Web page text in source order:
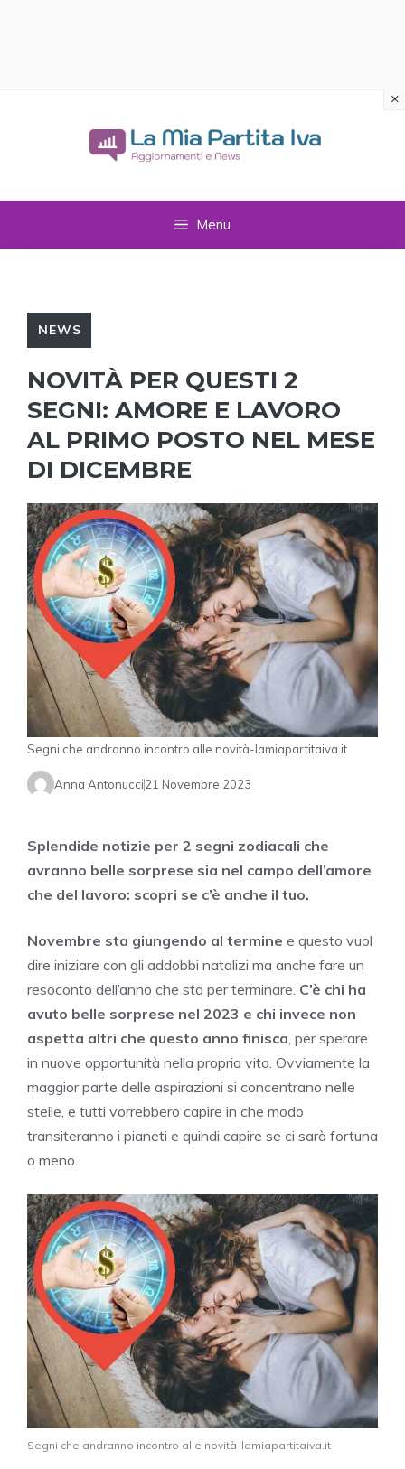
Menu
NEWS
NOVITÀ PER QUESTI 2
SEGNI: AMORE E LAVORO
AL PRIMO POSTO NEL MESE
DI DICEMBRE
Segni che andranno incontro alle novità-lamiapartitaiva.it
Anna Antonucci21 Novembre 2023
Splendide notizie per 2 segni zodiacali che
avranno belle sorprese sia nel campo dell’amore
che del lavoro: scopri se c’è anche il tuo.
Novembre sta giungendo al termine e questo vuol
dire iniziare con gli addobbi natalizi ma anche fare un
resoconto dell’anno che sta per terminare. C’è chi ha
avuto belle sorprese nel 2023 e chi invece non
aspetta altri che questo anno finisca, per sperare
in nuove opportunità nella propria vita. Ovviamente la
maggior parte delle aspirazioni si concentrano nelle
stelle, e tutti vorrebbero capire in che modo
transiteranno i pianeti e quindi capire se ci sarà fortuna
o meno.
Segni che andranno incontro alle novità-lamiapartitaiva.it
×